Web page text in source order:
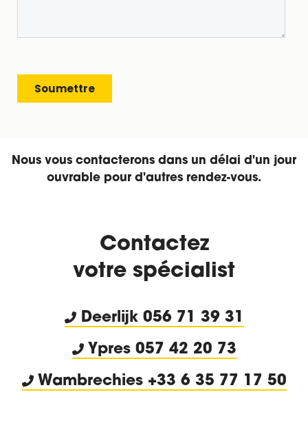
Nous vous contacterons dans un délai d'un jour
ouvrable pour d'autres rendez-vous.
Contactez
votre spécialist
Deerlijk 056 71 39 31
Ypres 057 42 20 73
Wambrechies +33 6 35 77 17 50